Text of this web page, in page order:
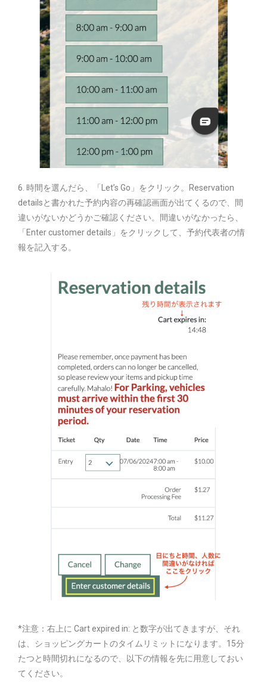
6. 時間を選んだら、「Let’s Go」をクリック。Reservation
detailsと書かれた予約内容の再確認画面が出てくるので、間
違いがないかどうかご確認ください。間違いがなかったら、
「Enter customer details」をクリックして、予約代表者の情
報を記入する。
*注意：右上に Cart expired in: と数字が出てきますが、それ
は、ショッピングカートのタイムリミットになります。15分
たつと時間切れになるので、以下の情報を先に用意しておい
てください。